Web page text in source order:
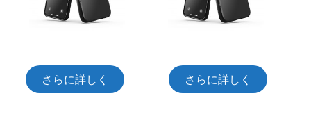
さらに詳しく さらに詳しく